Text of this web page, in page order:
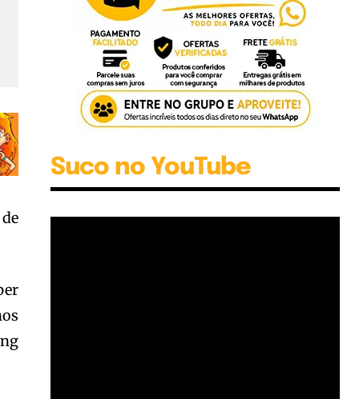
Suco no YouTube